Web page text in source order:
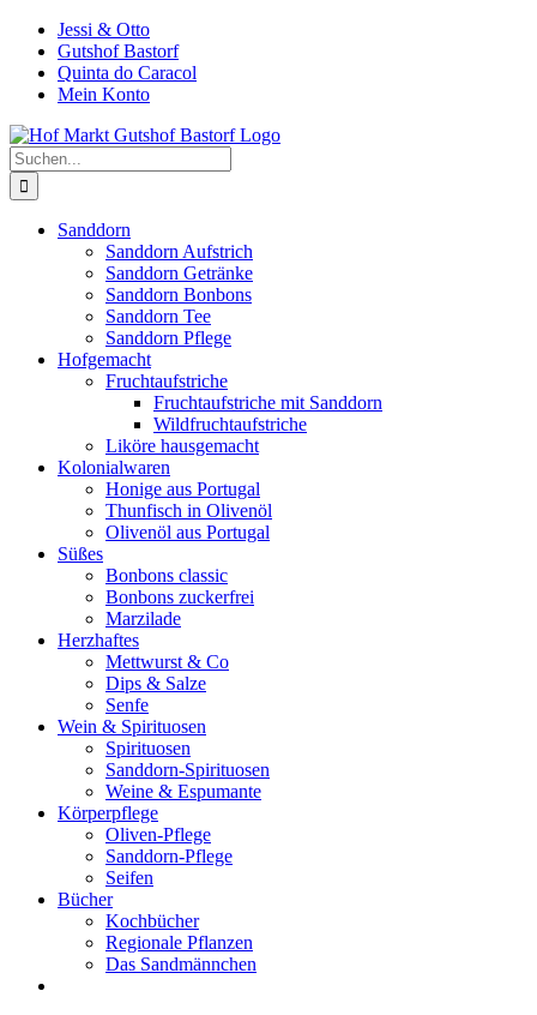
Zum
Inhalt
springen
Jessi & Otto
Gutshof Bastorf
Quinta do Caracol
Mein Konto
Suche
nach:
Sanddorn
Sanddorn Aufstrich
Sanddorn Getränke
Sanddorn Bonbons
Sanddorn Tee
Sanddorn Pflege
Hofgemacht
Fruchtaufstriche
Fruchtaufstriche mit Sanddorn
Wildfruchtaufstriche
Liköre hausgemacht
Kolonialwaren
Honige aus Portugal
Thunfisch in Olivenöl
Olivenöl aus Portugal
Süßes
Bonbons classic
Bonbons zuckerfrei
Marzilade
Herzhaftes
Mettwurst & Co
Dips & Salze
Senfe
Wein & Spirituosen
Spirituosen
Sanddorn-Spirituosen
Weine & Espumante
Körperpflege
Oliven-Pflege
Sanddorn-Pflege
Seifen
Bücher
Kochbücher
Regionale Pflanzen
Das Sandmännchen